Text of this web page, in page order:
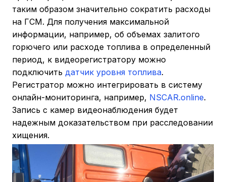
таким образом значительно сократить расходы
на ГСМ. Для получения максимальной
информации, например, об объемах залитого
горючего или расходе топлива в определенный
период, к видеорегистратору можно
подключить датчик уровня топлива.
Регистратор можно интегрировать в систему
онлайн-мониторинга, например, NSCAR.online.
Запись с камер видеонаблюдения будет
надежным доказательством при расследовании
хищения.